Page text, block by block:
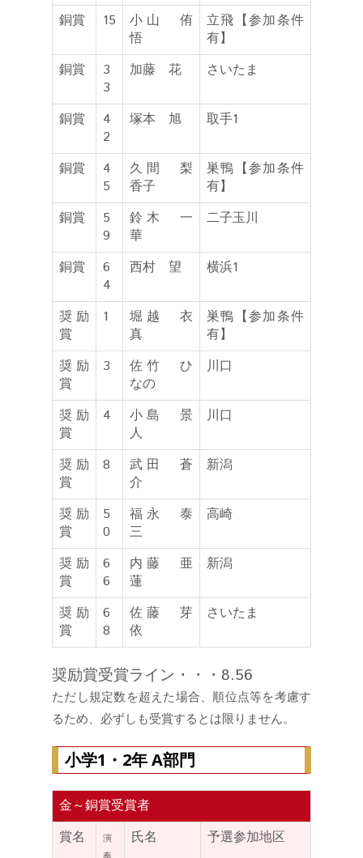
銅賞 15
小山 侑
悟
立飛【参加条件
有】
銅賞
3
3
加藤 花 さいたま
銅賞
4
2
塚本 旭 取手1
銅賞
4
5
久間 梨
香子
巣鴨【参加条件
有】
銅賞
5
9
鈴木 一
華
二子玉川
銅賞
6
4
西村 望 横浜1
奨励
賞
1
堀越 衣
真
巣鴨【参加条件
有】
奨励
賞
3
佐竹 ひ
なの
川口
奨励
賞
4
小島 景
人
川口
奨励
賞
8
武田 蒼
介
新潟
奨励
賞
5
0
福永 泰
三
高崎
奨励
賞
6
6
内藤 亜
蓮
新潟
奨励
賞
6
8
佐藤 芽
依
さいたま
奨励賞受賞ライン・・・8.56
ただし規定数を超えた場合、順位点等を考慮す
るため、必ずしも受賞するとは限りません。
小学1・2年 A部門
金～銅賞受賞者
賞名
演
氏名 予選参加地区